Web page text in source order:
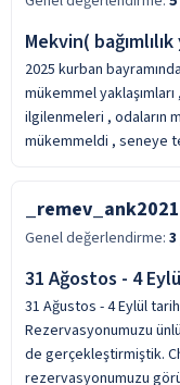
Mekvin(
2025 kurban
mükemmel
ilgilenmeleri , odaların
mükemmeldi , seneye
_remev_ank2021
Genel değerlendirme: 3
31 Ağostos - 4
31 Ağustos - 4 Eylül
Rezervasyonumuzu
de gerçekleştirmiştik.
rezervasyonumuzu